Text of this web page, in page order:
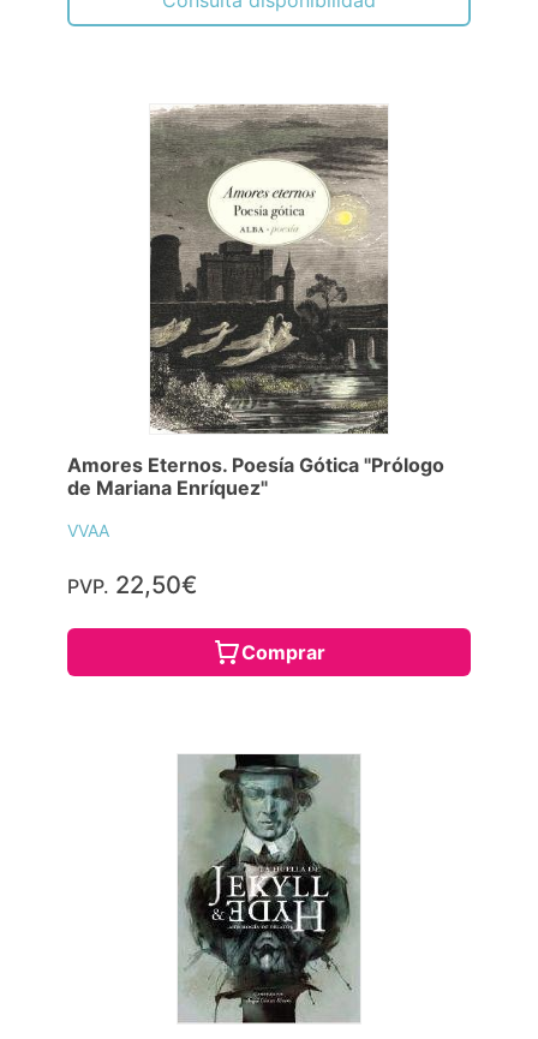
Amores Eternos. Poesía Gótica "Prólogo
de Mariana Enríquez"
VVAA
PVP. 22,50€
Comprar